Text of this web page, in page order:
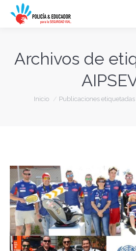
Archivos de
Estás aquí:
Inicio Publicaciones etiquetadas